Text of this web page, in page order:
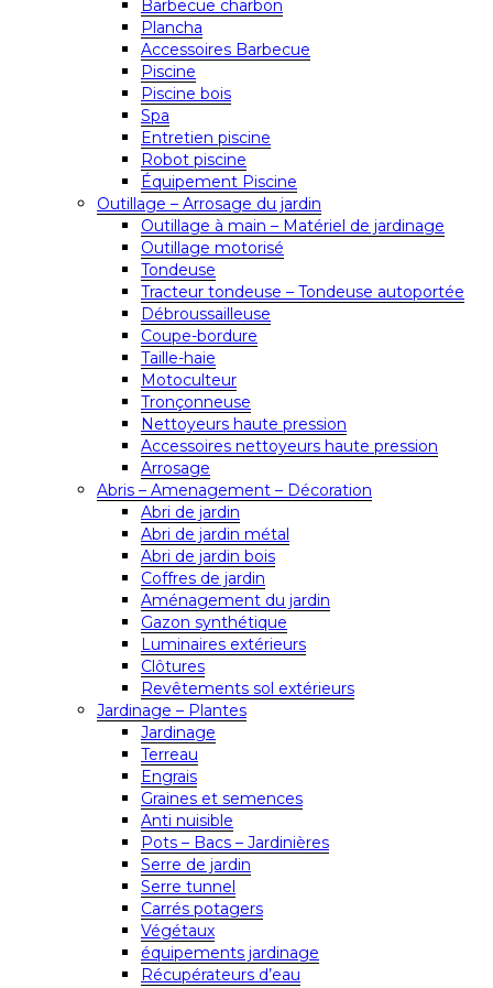
Barbecue charbon
Plancha
Accessoires Barbecue
Piscine
Piscine bois
Spa
Entretien piscine
Robot piscine
Équipement Piscine
Outillage – Arrosage du jardin
Outillage à main – Matériel de jardinage
Outillage motorisé
Tondeuse
Tracteur tondeuse – Tondeuse autoportée
Débroussailleuse
Coupe-bordure
Taille-haie
Motoculteur
Tronçonneuse
Nettoyeurs haute pression
Accessoires nettoyeurs haute pression
Arrosage
Abris – Amenagement – Décoration
Abri de jardin
Abri de jardin métal
Abri de jardin bois
Coffres de jardin
Aménagement du jardin
Gazon synthétique
Luminaires extérieurs
Clôtures
Revêtements sol extérieurs
Jardinage – Plantes
Jardinage
Terreau
Engrais
Graines et semences
Anti nuisible
Pots – Bacs – Jardinières
Serre de jardin
Serre tunnel
Carrés potagers
Végétaux
équipements jardinage
Récupérateurs d’eau